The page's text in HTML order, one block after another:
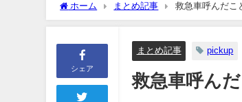
ホーム まとめ記事 救急車呼んだこ
シェア
まとめ記事 pickup
救急車呼ん